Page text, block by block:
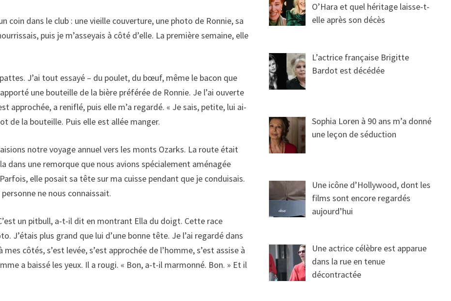
coin dans le club : une vieille couverture, une photo de Ronnie, sa
puis je m’asseyais à côté d’elle. La première semaine, elle
J’ai tout essayé – du poulet, du bœuf, même le bacon que
une bouteille de la bière préférée de Ronnie. Je l’ai ouverte
approchée, a reniflé, puis elle m’a regardé. « Je sais, petite, lui ai-
de la bouteille. Puis elle est allée manger.
notre voyage annuel vers les monts Ozarks. La route était
dans une remorque que nous avions spécialement aménagée
elle posait sa tête sur ma cuisse pendant que je conduisais.
ne nous connaissait.
un pitbull, a-t-il dit en montrant Ella du doigt. Cette race
J’étais plus grand que lui d’une bonne tête. Je l’ai regardé dans
côtés, s’est levée, s’est approchée de l’homme, s’est assise à
a baissé les yeux. Il a rougi. « Bon, a-t-il marmonné. Bon. » Et il
O’Hara et quel héritage laisse-t-
elle après son décès
L’actrice française Brigitte
Bardot est décédée
Sophia Loren à 90 ans m’a donné
une leçon de séduction
Une icône d’Hollywood, dont les
films sont encore regardés
aujourd’hui
Une actrice célèbre est apparue
dans la rue en tenue
décontractée